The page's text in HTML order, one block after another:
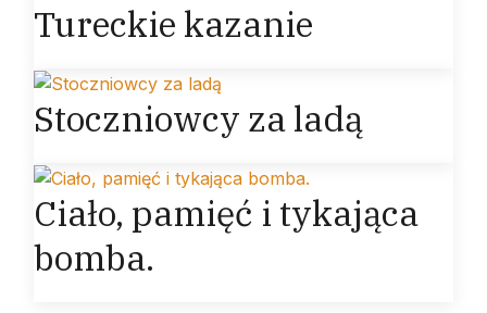
Tureckie kazanie
Stoczniowcy za ladą
Ciało, pamięć i tykająca
bomba.